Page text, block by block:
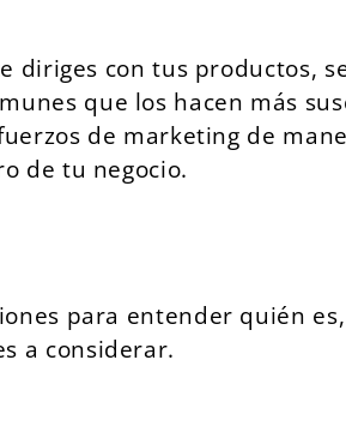
con tus productos,
que los hacen más
de marketing de
de tu negocio.
para entender quién
a considerar.